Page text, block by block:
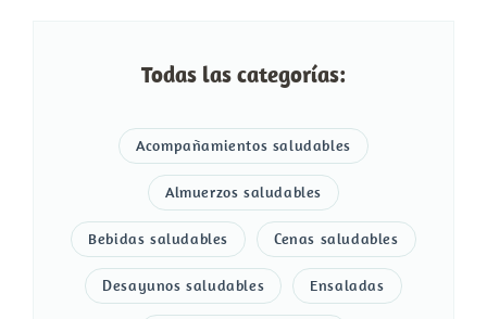
Todas las categorías:
Acompañamientos saludables
Almuerzos saludables
Bebidas saludables Cenas saludables
Desayunos saludables Ensaladas